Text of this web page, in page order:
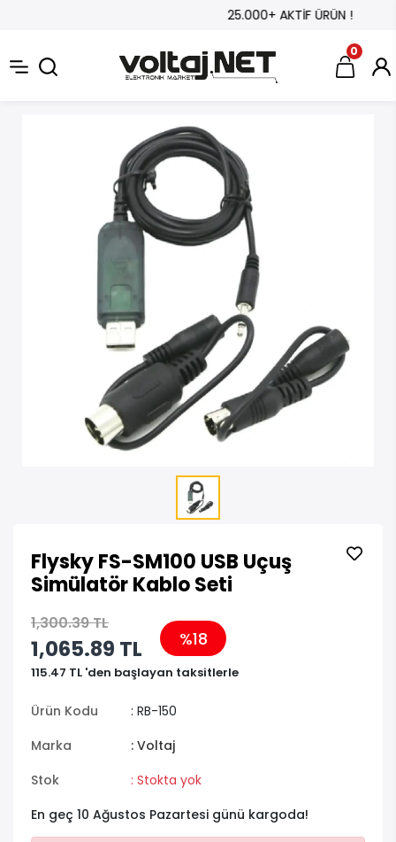
25.000+ AKTİF ÜRÜN !
0
Flysky FS-SM100 USB Uçuş
Simülatör Kablo Seti
1,300.39 TL
1,065.89 TL %18
115.47 TL 'den başlayan taksitlerle
Ürün Kodu
: RB-150
Marka
: Voltaj
Stok
: Stokta yok
En geç 10 Ağustos Pazartesi günü kargoda!